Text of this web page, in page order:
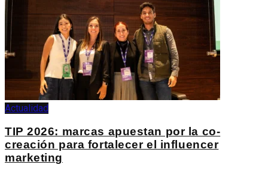
Actualidad
TIP 2026: marcas apuestan por la co-
creación para fortalecer el influencer
marketing